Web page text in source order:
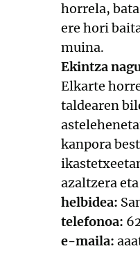
horrela,
ere hori
muina.
Ekintza
Elkarte
taldearen
kanpora
azaltzera
helbidea:
telefonoa:
e-maila: